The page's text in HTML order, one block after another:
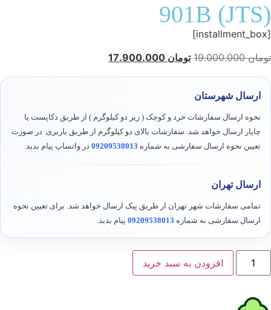
901B (JTS)
[installment_box]
تومان19.000.000 تومان
ارسال شهرستان
نحوه ارسال سفارشات خرد و کوچک ( زیر دو کیلوگرم ) از طریق دکاپست یا
چاپار ارسال خواهد شد. سفارشات بالای دو کیلوگرم از طریق باربری. در صورت
تعیین نحوه ارسال سفارشی به شماره 09209538013 در واتساپ پیام بدید.
ارسال تهران
تمامی سفارشات شهر تهران از طریق پیک ارسال خواهد شد. برای تعیین نحوه
ارسال سفارشی به شماره 09209538013 پیام بدید.
افزودن به سبد خرید